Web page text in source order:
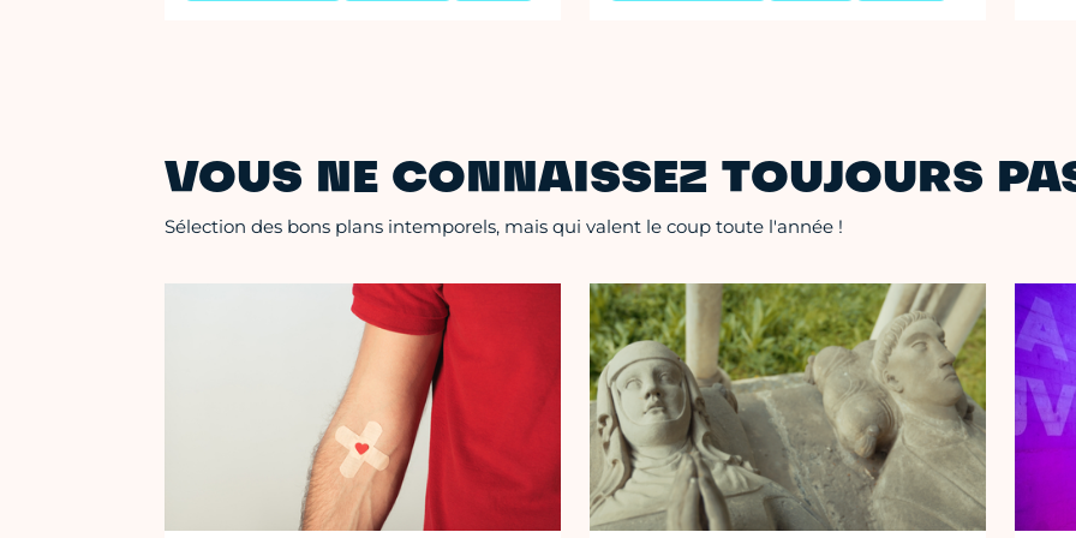
VOUS NE CONNAISSEZ TOUJOURS
Sélection des bons plans intemporels, mais qui valent le coup toute l'année !